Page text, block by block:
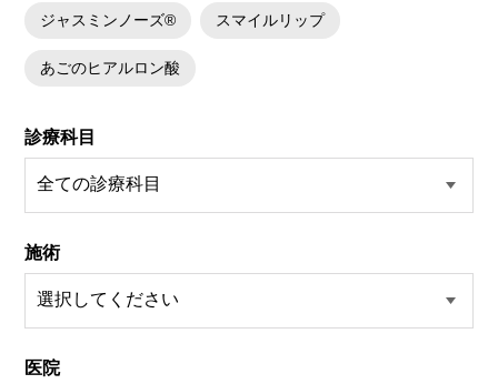
ジャスミンノーズ® スマイルリップ
あごのヒアルロン酸
診療科目
施術
医院